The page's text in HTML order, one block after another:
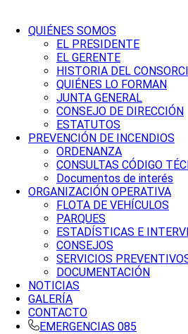
QUIÉNES SOMOS
EL PRESIDENTE
EL GERENTE
HISTORIA DEL
QUIÉNES LO FORMAN
JUNTA GENERAL
CONSEJO DE DIRECCIÓN
ESTATUTOS
PREVENCIÓN DE INCENDIOS
ORDENANZA
CONSULTAS CÓDIGO
Documentos de interés
ORGANIZACIÓN OPERATIVA
FLOTA DE VEHÍCULOS
PARQUES
ESTADÍSTICAS E
CONSEJOS
SERVICIOS
DOCUMENTACIÓN
NOTICIAS
GALERÍA
CONTACTO
EMERGENCIAS 085